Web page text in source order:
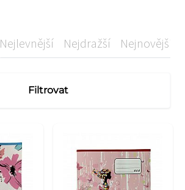
Nejlevnější Nejdražší Nejnovější
Filtrovat